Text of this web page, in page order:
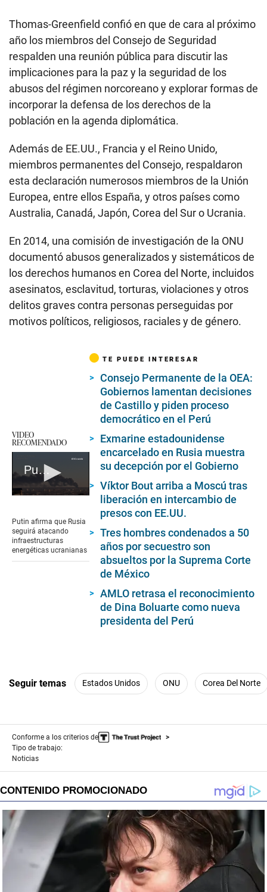
Thomas-Greenfield confió en que de cara al próximo
año los miembros del Consejo de Seguridad
respalden una reunión pública para discutir las
implicaciones para la paz y la seguridad de los
abusos del régimen norcoreano y explorar formas de
incorporar la defensa de los derechos de la
población en la agenda diplomática.
Además de EE.UU., Francia y el Reino Unido,
miembros permanentes del Consejo, respaldaron
esta declaración numerosos miembros de la Unión
Europea, entre ellos España, y otros países como
Australia, Canadá, Japón, Corea del Sur o Ucrania.
En 2014, una comisión de investigación de la ONU
documentó abusos generalizados y sistemáticos de
los derechos humanos en Corea del Norte, incluidos
asesinatos, esclavitud, torturas, violaciones y otros
delitos graves contra personas perseguidas por
motivos políticos, religiosos, raciales y de género.
VIDEO
RECOMENDADO
Putin afirma que Rusia seguirá atacando infraestructuras energéticas ucranianas
of
1
minute,
27
seconds
Putin afirma que Rusia
seguirá atacando
infraestructuras
energéticas ucranianas
TE PUEDE INTERESAR
Consejo Permanente de la OEA:
Gobiernos lamentan decisiones
de Castillo y piden proceso
democrático en el Perú
Exmarine estadounidense
encarcelado en Rusia muestra
su decepción por el Gobierno
Víktor Bout arriba a Moscú tras
liberación en intercambio de
presos con EE.UU.
Tres hombres condenados a 50
años por secuestro son
absueltos por la Suprema Corte
de México
AMLO retrasa el reconocimiento
de Dina Boluarte como nueva
presidenta del Perú
Seguir temas Estados Unidos ONU Corea Del Norte
Conforme a los criterios de
Tipo de trabajo:
Noticias